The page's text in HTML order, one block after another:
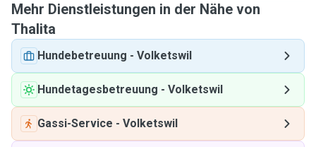
Mehr Dienstleistungen in der Nähe von
Thalita
Hundebetreuung - Volketswil
Hundetagesbetreuung - Volketswil
Gassi-Service - Volketswil